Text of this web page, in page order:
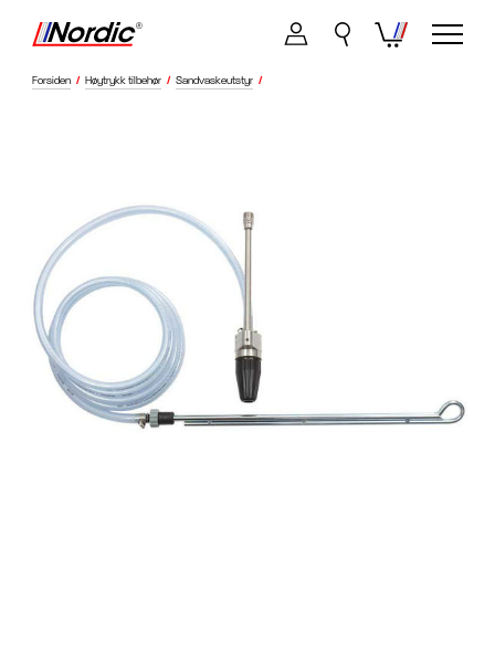
Forsiden / Høytrykk tilbehør / Sandvaskeutstyr /